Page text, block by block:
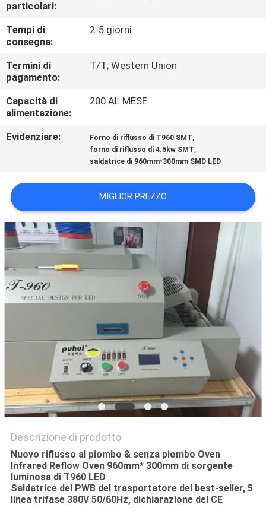
QUALITÀ
CONTATTACI
NOTIZIA
ON
MAPPA
DEL
SITO
POLITICA
SULLA
particolari:
Tempi di
consegna:
2-5 giorni
Termini di
pagamento:
T/T; Western Union
Capacità di
alimentazione:
200 AL MESE
Evidenziare: Forno di riflusso di T960 SMT,
forno di riflusso di 4.5kw SMT,
saldatrice di 960mm*300mm SMD LED
MIGLIOR PREZZO
Descrizione di prodotto
Nuovo riflusso al piombo & senza piombo Oven
Infrared Reflow Oven 960mm* 300mm di sorgente
luminosa di T960 LED
Saldatrice del PWB del trasportatore del best-seller, 5
linea trifase 380V 50/60Hz, dichiarazione del CE